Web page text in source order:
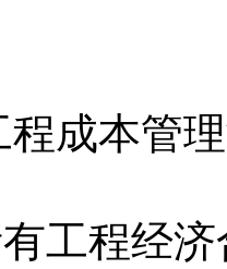
成本管理
程经济